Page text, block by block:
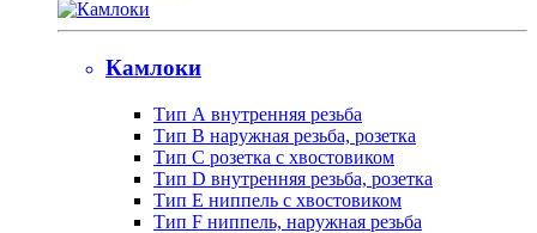
Камлоки
Тип А внутренняя резьба
Тип B наружная резьба, розетка
Тип С розетка с хвостовиком
Тип D внутренняя резьба, розетка
Тип Е ниппель с хвостовиком
Тип F ниппель, наружная резьба